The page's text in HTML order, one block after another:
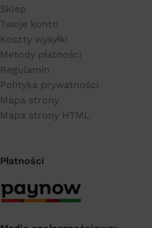
Sklep
Twoje konto
Koszty wysyłki
Metody płatności
Regulamin
Polityka prywatności
Mapa strony
Mapa strony HTML
Płatności